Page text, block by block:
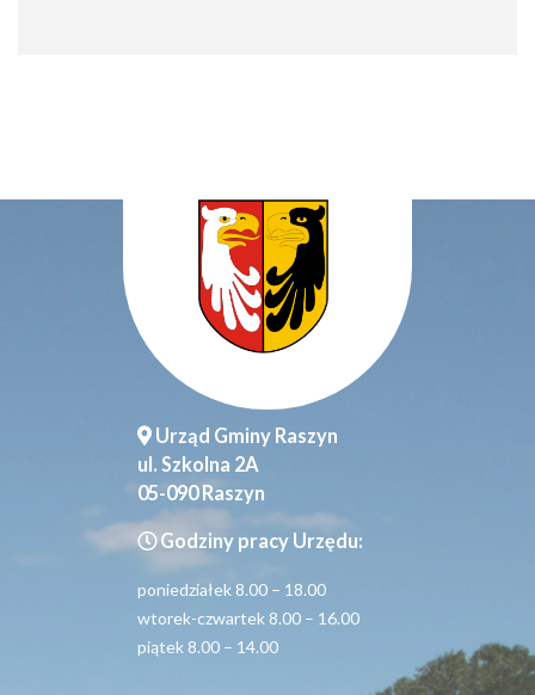
Urząd Gminy Raszyn
ul. Szkolna 2A
05-090 Raszyn
Godziny pracy Urzędu:
poniedziałek 8.00 – 18.00
wtorek-czwartek 8.00 – 16.00
piątek 8.00 – 14.00